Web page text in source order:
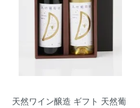
天然ワイン醸造 ギフト 天然葡